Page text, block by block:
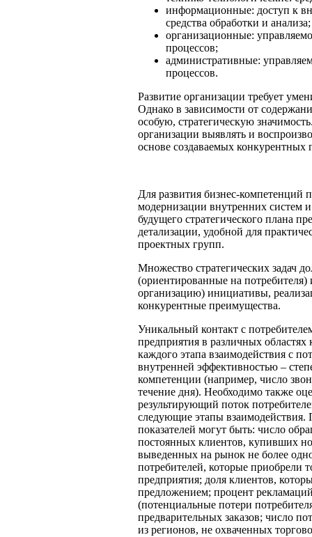
информационные: доступ к
средства обработки и анализа;
организационные:
процессов;
административные:
процессов.
Развитие организации требует
Однако в зависимости от
особую, стратегическую
организации выявлять и
основе создаваемых конкурентных
Для развития бизнес-компетенций
модернизации внутренних систем
будущего стратегического плана
детализации, удобной для
проектных групп.
Множество стратегических задач
(ориентированные на
организацию) инициативы,
конкурентные преимущества.
Уникальный контакт с
предприятия в различных областях
каждого этапа взаимодействия с
внутренней эффективностью –
компетенции (например, число
течение дня). Необходимо также
результирующий поток
следующие этапы
показателей могут быть: число
постоянных клиентов, купивших
выведенных на рынок не более
потребителей, которые приобрели
предприятия; доля клиентов,
предложением; процент
(потенциальные потери
предварительных заказов; число
из регионов, не охваченных